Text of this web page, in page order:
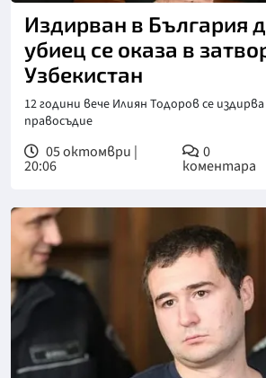
Издирван в България
убиец се оказа в
Узбекистан
12 години вече Илиян Тодоров се
правосъдие
05 октомври |
20:06
0
коментара